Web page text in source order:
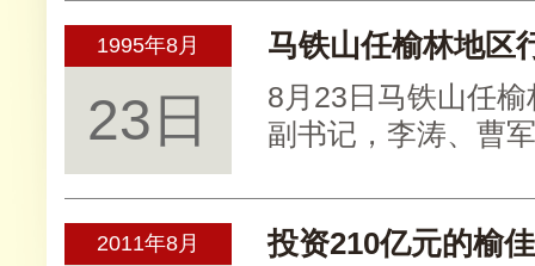
1995年8月
23日
马铁山任榆林地区
8月23日马铁山任
副书记，李涛、曹
2011年8月
投资210亿元的榆